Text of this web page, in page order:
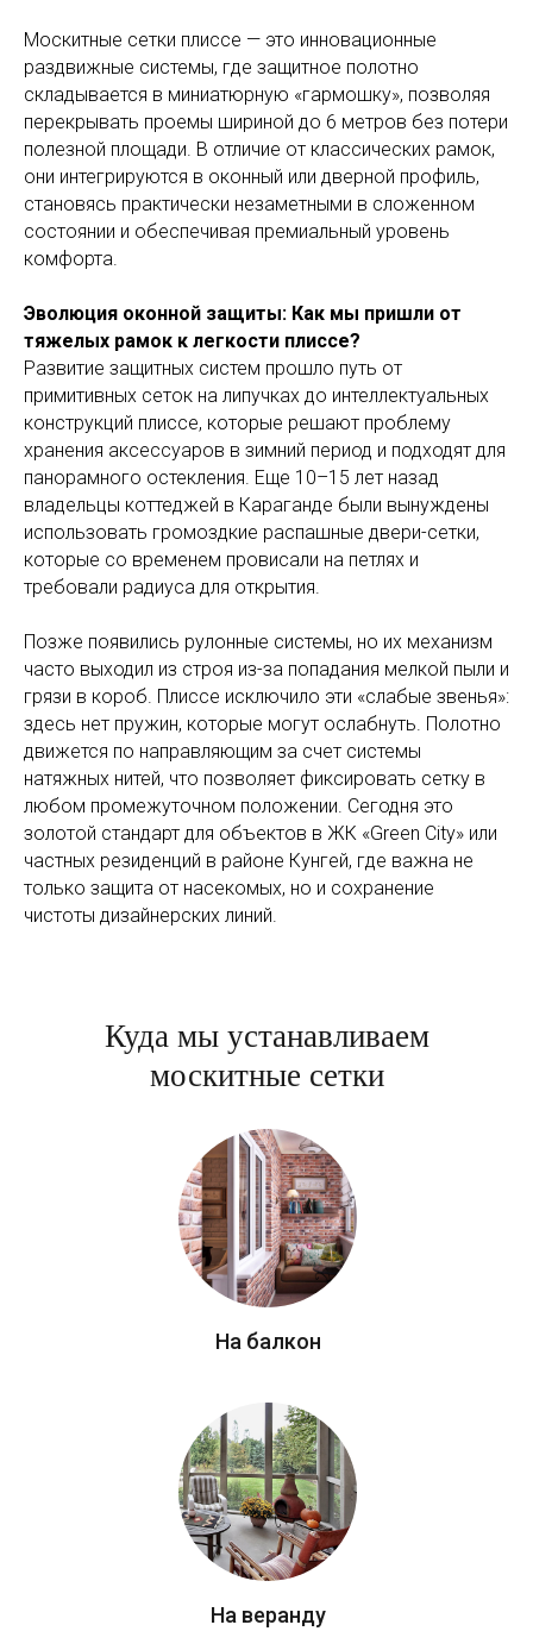
Москитные сетки плиссе — это инновационные
раздвижные системы, где защитное полотно
складывается в миниатюрную «гармошку», позволяя
перекрывать проемы шириной до 6 метров без потери
полезной площади. В отличие от классических рамок,
они интегрируются в оконный или дверной профиль,
становясь практически незаметными в сложенном
состоянии и обеспечивая премиальный уровень
комфорта.
Эволюция оконной защиты: Как мы пришли от
тяжелых рамок к легкости плиссе?
Развитие защитных систем прошло путь от
примитивных сеток на липучках до интеллектуальных
конструкций плиссе, которые решают проблему
хранения аксессуаров в зимний период и подходят для
панорамного остекления. Еще 10–15 лет назад
владельцы коттеджей в Караганде были вынуждены
использовать громоздкие распашные двери-сетки,
которые со временем провисали на петлях и
требовали радиуса для открытия.
Позже появились рулонные системы, но их механизм
часто выходил из строя из-за попадания мелкой пыли и
грязи в короб. Плиссе исключило эти «слабые звенья»:
здесь нет пружин, которые могут ослабнуть. Полотно
движется по направляющим за счет системы
натяжных нитей, что позволяет фиксировать сетку в
любом промежуточном положении. Сегодня это
золотой стандарт для объектов в ЖК «Green City» или
частных резиденций в районе Кунгей, где важна не
только защита от насекомых, но и сохранение
чистоты дизайнерских линий.
Куда мы устанавливаем
москитные сетки
На балкон
На веранду